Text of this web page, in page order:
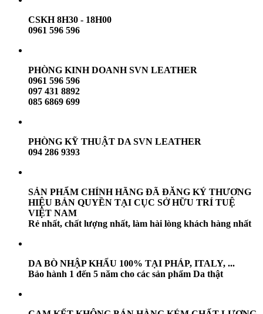
CSKH 8H30 - 18H00
0961 596 596
PHÒNG KINH DOANH SVN LEATHER
0961 596 596
097 431 8892
085 6869 699
PHÒNG KỸ THUẬT DA SVN LEATHER
094 286 9393
SẢN PHẨM CHÍNH HÃNG ĐÃ ĐĂNG KÝ THƯƠNG
HIỆU BẢN QUYỀN TẠI CỤC SỞ HỮU TRÍ TUỆ
VIỆT NAM
Rẻ nhất, chất lượng nhất, làm hài lòng khách hàng nhất
DA BÒ NHẬP KHẨU 100% TẠI PHÁP, ITALY, ...
Bảo hành 1 đến 5 năm cho các sản phẩm Da thật